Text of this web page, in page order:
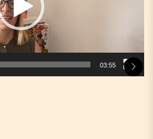
r
z
a
z
v
03:55